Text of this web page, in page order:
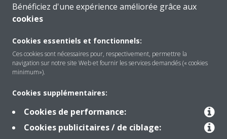
Besoin d'aide?
CONTACTEZ-NOUS
A propos de Daikin
Bénéficiez d'une expérience améliorée grâce aux
cookies
Cookies essentiels et fonctionnels:
Ces cookies sont nécessaires pour, respectivement, permettre la
navigation sur notre site Web et fournir les services demandés (« cookies
minimum»).
Cookies supplémentaires:
Cookies de performance:
Cookies publicitaires / de ciblage: